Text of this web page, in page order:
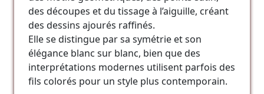
des découpes et du tissage à l’aiguille, créant
des dessins ajourés raffinés.
Elle se distingue par sa symétrie et son
élégance blanc sur blanc, bien que des
interprétations modernes utilisent parfois des
fils colorés pour un style plus contemporain.